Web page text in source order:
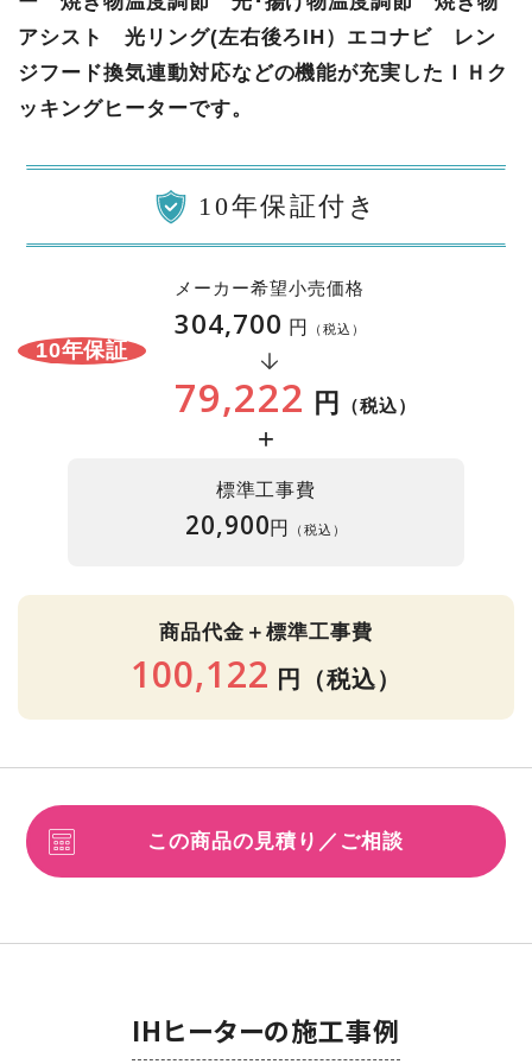
アシスト 光リング(左右後ろIH）エコナビ レン
ジフード換気連動対応などの機能が充実したＩＨク
ッキングヒーターです。
10年保証付き
10年保証
メーカー希望小売価格
304,700 円 （税込）
79,222 円 （税込）
+
標準工事費
20,900円 （税込）
商品代金＋標準工事費
100,122 円 （税込）
この商品の見積り／ご相談
IHヒーターの施工事例